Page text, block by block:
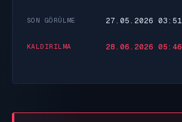
SON GÖRÜLME 27.05.2026 03:51
KALDIRILMA 28.06.2026 05:46